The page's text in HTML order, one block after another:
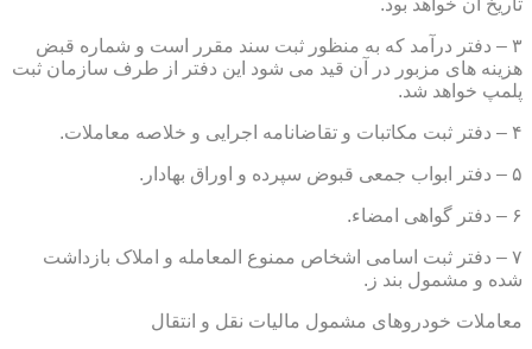
تاریخ آن خواهد بود.
۳ – دفتر درآمد که به منظور ثبت سند مقرر است و شماره قبض
هزینه های مزبور در آن قید می شود این دفتر از طرف سازمان ثبت
پلمپ خواهد شد.
۴ – دفتر ثبت مکاتبات و تقاضانامه اجرایی و خلاصه معاملات.
۵ – دفتر ابواب جمعی قبوض سپرده و اوراق بهادار.
۶ – دفتر گواهی امضاء.
۷ – دفتر ثبت اسامی اشخاص ممنوع المعامله و املاک بازداشت
شده و مشمول بند ز.
معاملات خودروهای مشمول مالیات نقل و انتقال